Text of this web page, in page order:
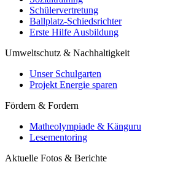
Schülervertretung
Ballplatz-Schiedsrichter
Erste Hilfe Ausbildung
Umweltschutz & Nachhaltigkeit
Unser Schulgarten
Projekt Energie sparen
Fördern & Fordern
Matheolympiade & Känguru
Lesementoring
Aktuelle Fotos & Berichte